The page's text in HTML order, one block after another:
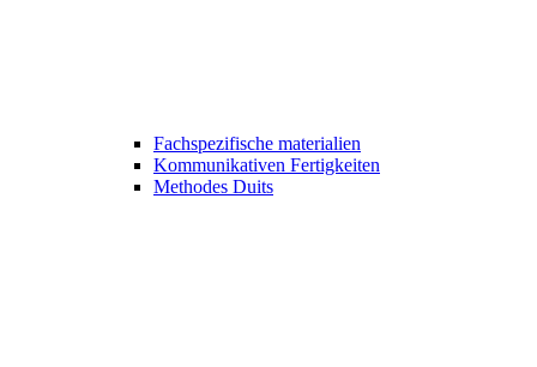
Fachspezifische materialien
Kommunikativen Fertigkeiten
Methodes Duits